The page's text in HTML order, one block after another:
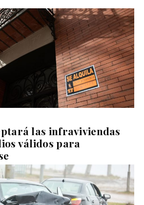
las infraviviendas
válidos para